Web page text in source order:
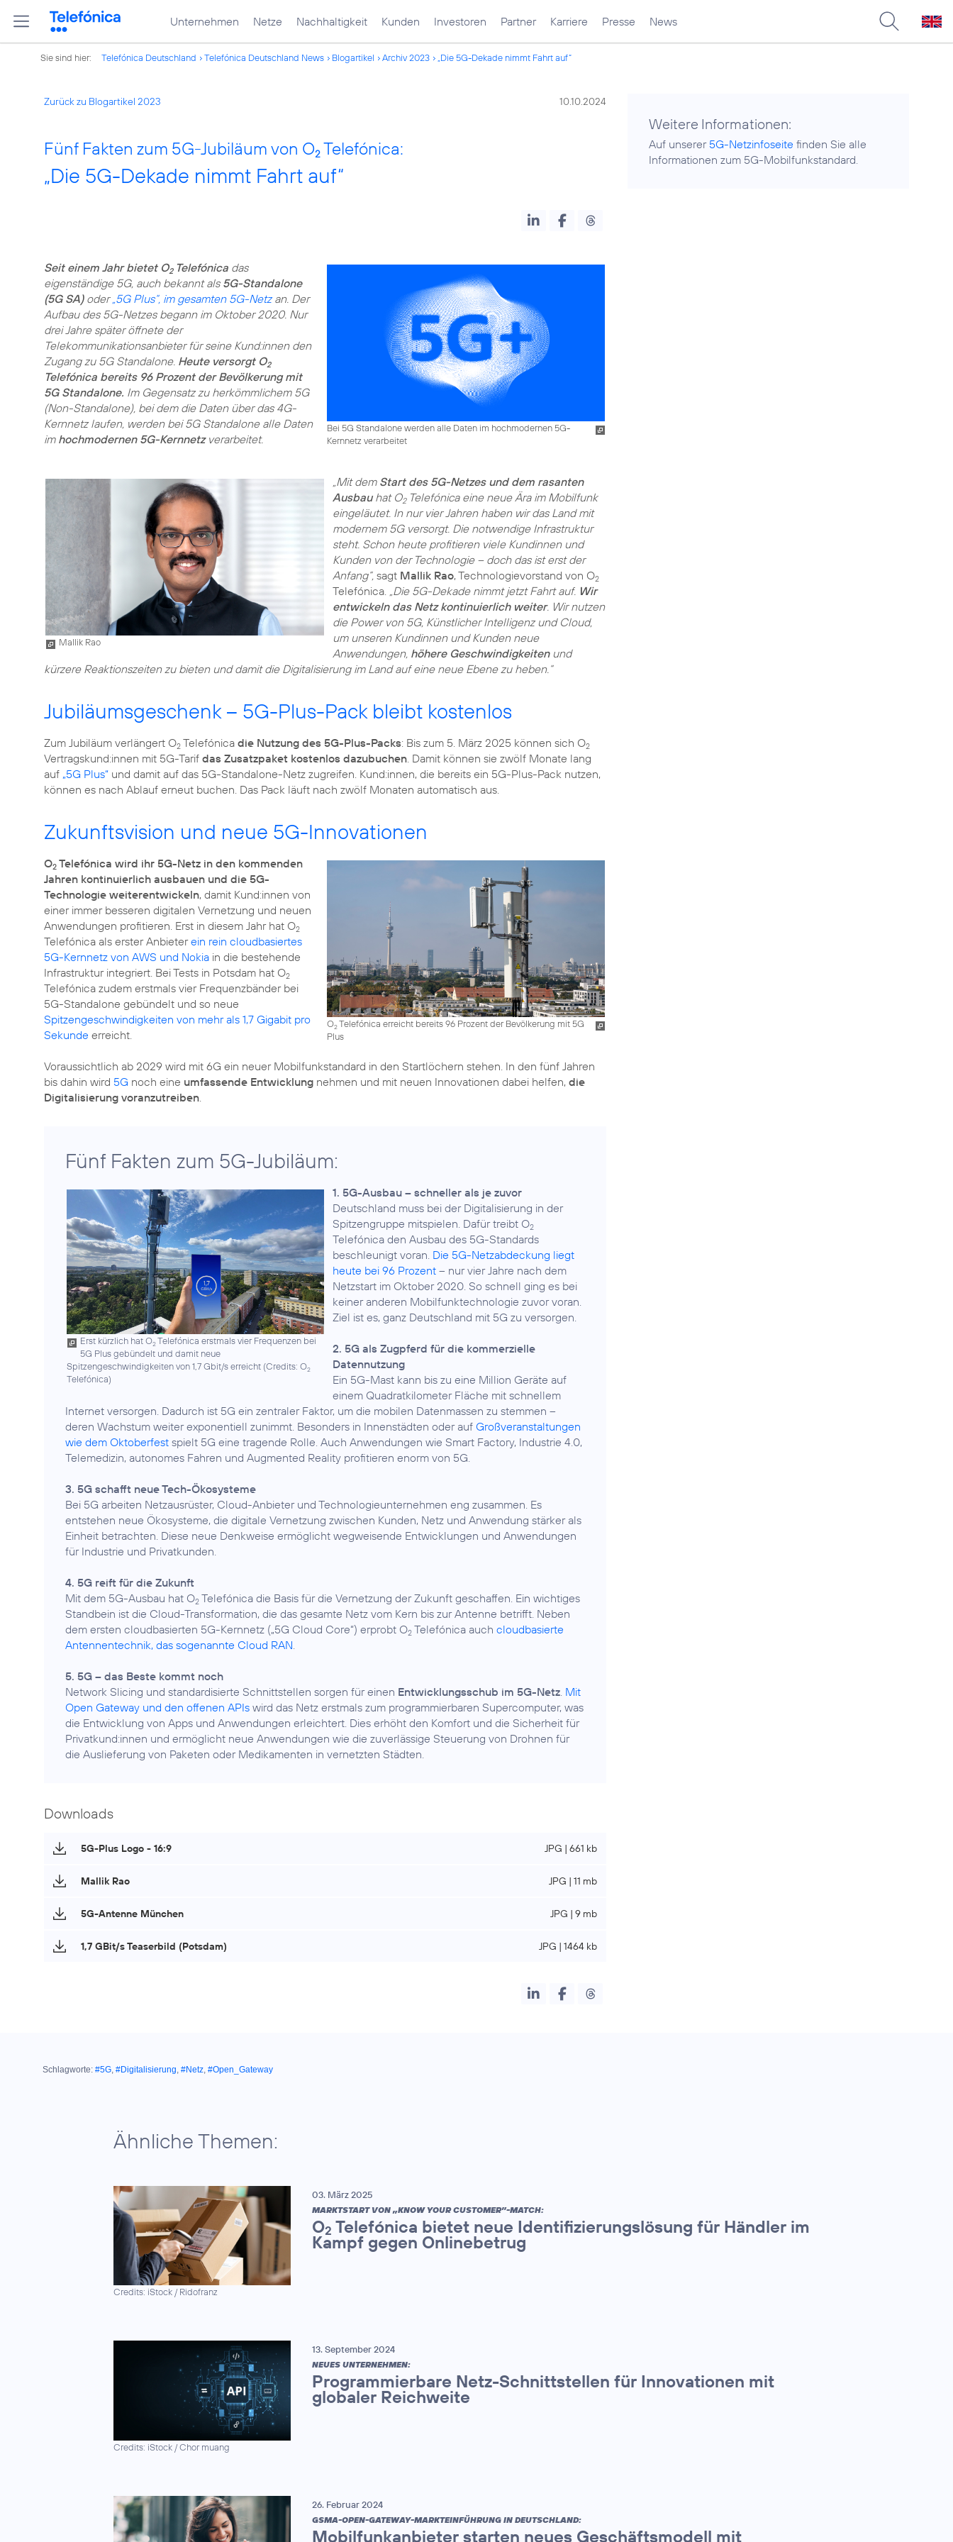
Unternehmen Netze Nachhaltigkeit Kunden Investoren Partner Karriere Presse News
Sie sind hier: Telefónica Deutschland Telefónica Deutschland News Blogartikel Archiv 2023 „Die 5G-Dekade nimmt Fahrt auf“
Zurück zu Blogartikel 2023 10.10.2024
Fünf Fakten zum 5G-Jubiläum von O2 Telefónica:
„Die 5G-Dekade nimmt Fahrt auf“
Bei 5G Standalone werden alle Daten im hochmodernen 5G-
Kernnetz verarbeitet
Seit einem Jahr bietet O2Telefónica das
eigenständige 5G, auch bekannt als 5G-Standalone
(5G SA)oder„5G Plus“, im gesamten 5G-Netzan. Der
Aufbau des 5G-Netzes begann im Oktober 2020. Nur
drei Jahre später öffnete der
Telekommunikationsanbieter für seine Kund:innen den
Zugang zu 5G Standalone. Heute versorgt O2
Telefónica bereits 96 Prozent der Bevölkerung mit
5G Standalone. Im Gegensatz zu herkömmlichem 5G
(Non-Standalone), bei dem die Daten über das 4G-
Kernnetz laufen, werden bei 5G Standalone alle Daten
im hochmodernen 5G-Kernnetzverarbeitet.
Mallik Rao
„Mit dem Start des 5G-Netzes und dem rasanten
Ausbauhat O2Telefónica eine neue Ära im Mobilfunk
eingeläutet. In nur vier Jahren haben wir das Land mit
modernem 5G versorgt. Die notwendige Infrastruktur
steht. Schon heute profitieren viele Kundinnen und
Kunden von der Technologie – doch das ist erst der
Anfang“, sagt Mallik Rao, Technologievorstand von O2
Telefónica. „Die 5G-Dekade nimmt jetzt Fahrt auf. Wir
entwickeln das Netz kontinuierlich weiter. Wir nutzen
die Power von 5G, Künstlicher Intelligenz und Cloud,
um unseren Kundinnen und Kunden neue
Anwendungen, höhere Geschwindigkeitenund
kürzere Reaktionszeiten zu bieten und damit die Digitalisierung im Land auf eine neue Ebene zu heben.“
Jubiläumsgeschenk – 5G-Plus-Pack bleibt kostenlos
Zum Jubiläum verlängert O2 Telefónica die Nutzung des 5G-Plus-Packs: Bis zum 5. März 2025 können sich O2
Vertragskund:innen mit 5G-Tarif das Zusatzpaket kostenlos dazubuchen . Damit können sie zwölf Monate lang
auf „5G Plus“ und damit auf das 5G-Standalone-Netz zugreifen. Kund:innen, die bereits ein 5G-Plus-Pack nutzen,
können es nach Ablauf erneut buchen. Das Pack läuft nach zwölf Monaten automatisch aus.
Zukunftsvision und neue 5G-Innovationen
O2Telefónica erreicht bereits 96 Prozent der Bevölkerung mit 5G
Plus
O2 Telefónica wird ihr 5G-Netz in den kommenden
Jahren kontinuierlich ausbauen und die 5G-
Technologie weiterentwickeln, damit Kund:innen von
einer immer besseren digitalen Vernetzung und neuen
Anwendungen profitieren. Erst in diesem Jahr hat O2
Telefónica als erster Anbieterein rein cloudbasiertes
5G-Kernnetz von AWS und Nokia in die bestehende
Infrastruktur integriert. Bei Tests in Potsdam hat O2
Telefónica zudem erstmals vier Frequenzbänder bei
5G-Standalone gebündelt und so neue
Spitzengeschwindigkeiten von mehr als 1,7 Gigabit pro
Sekunde erreicht.
Voraussichtlich ab 2029 wird mit 6G ein neuer Mobilfunkstandard in den Startlöchern stehen. In den fünf Jahren
bis dahin wird 5G noch eine umfassende Entwicklung nehmen und mit neuen Innovationen dabei helfen, die
Digitalisierung voranzutreiben
Fünf Fakten zum 5G-Jubiläum:
Erst kürzlich hat O2Telefónica erstmals vier Frequenzen bei
5G Plus gebündelt und damit neue
Spitzengeschwindigkeiten von 1,7 Gbit/s erreicht (Credits: O2
Telefónica)
1. 5G-Ausbau – schneller als je zuvor
Deutschland muss bei der Digitalisierung in der
Spitzengruppe mitspielen. Dafür treibt O2
Telefónica den Ausbau des 5G-Standards
beschleunigt voran. Die 5G-Netzabdeckung liegt
heute bei 96 Prozent– nur vier Jahre nach dem
Netzstart im Oktober 2020. So schnell ging es bei
keiner anderen Mobilfunktechnologie zuvor voran.
Ziel ist es, ganz Deutschland mit 5G zu versorgen.
2. 5G als Zugpferd für die kommerzielle
Datennutzung
Ein 5G-Mast kann bis zu eine Million Geräte auf
einem Quadratkilometer Fläche mit schnellem
Internet versorgen. Dadurch ist 5G ein zentraler Faktor, um die mobilen Datenmassen zu stemmen –
deren Wachstum weiter exponentiell zunimmt. Besonders in Innenstädten oder auf Großveranstaltungen
wie dem Oktoberfest spielt 5G eine tragende Rolle. Auch Anwendungen wie Smart Factory, Industrie 4.0,
Telemedizin, autonomes Fahren und Augmented Reality profitieren enorm von 5G.
3. 5G schafft neue Tech-Ökosysteme
Bei 5G arbeiten Netzausrüster, Cloud-Anbieter und Technologieunternehmen eng zusammen. Es
entstehen neue Ökosysteme, die digitale Vernetzung zwischen Kunden, Netz und Anwendung stärker als
Einheit betrachten. Diese neue Denkweise ermöglicht wegweisende Entwicklungen und Anwendungen
für Industrie und Privatkunden.
4. 5G reift für die Zukunft
Mit dem 5G-Ausbau hat O2 Telefónica die Basis für die Vernetzung der Zukunft geschaffen. Ein wichtiges
Standbein ist die Cloud-Transformation, die das gesamte Netz vom Kern bis zur Antenne betrifft. Neben
dem ersten cloudbasierten 5G-Kernnetz („5G Cloud Core“) erprobt O2 Telefónica auch cloudbasierte
Antennentechnik, das sogenannte Cloud RAN
5. 5G – das Beste kommt noch
Network Slicing und standardisierte Schnittstellen sorgen für einen Entwicklungsschub im 5G-Netz Mit
Open Gateway und den offenen APIs wird das Netz erstmals zum programmierbaren Supercomputer, was
die Entwicklung von Apps und Anwendungen erleichtert. Dies erhöht den Komfort und die Sicherheit für
Privatkund:innen und ermöglicht neue Anwendungen wie die zuverlässige Steuerung von Drohnen für
die Auslieferung von Paketen oder Medikamenten in vernetzten Städten.
Downloads
5G-Plus Logo - 16:9 JPG | 661 kb
Mallik Rao JPG | 11 mb
5G-Antenne München JPG | 9 mb
1,7 GBit/s Teaserbild (Potsdam) JPG | 1464 kb
Weitere Informationen:
Auf unserer 5G-Netzinfoseite finden Sie alle
Informationen zum 5G-Mobilfunkstandard.
Schlagworte: #5G, #Digitalisierung, #Netz, #Open_Gateway
Ähnliche Themen:
Credits: iStock / Ridofranz
03. März 2025
MARKTSTART VON „KNOW YOUR CUSTOMER”-MATCH:
O2 Telefónica bietet neue Identifizierungslösung für Händler im
Kampf gegen Onlinebetrug
Credits: iStock / Chor muang
13. September 2024
NEUES UNTERNEHMEN:
Programmierbare Netz-Schnittstellen für Innovationen mit
globaler Reichweite
26. Februar 2024
GSMA-OPEN-GATEWAY-MARKTEINFÜHRUNG IN DEUTSCHLAND:
Mobilfunkanbieter starten neues Geschäftsmodell mit